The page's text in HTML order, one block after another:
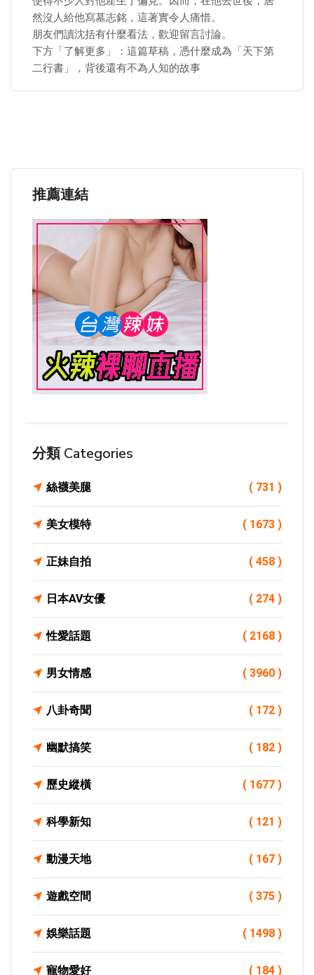
然沒人給他寫墓志銘，這著實令人痛惜。
朋友們讀沈括有什麼看法，歡迎留言討論。
下方「了解更多」：這篇草稿，憑什麼成為「天下第
二行書」，背後還有不為人知的故事
推薦連結
分類 Categories
絲襪美腿 ( 731 )
美女模特 ( 1673 )
正妹自拍 ( 458 )
日本AV女優 ( 274 )
性愛話題 ( 2168 )
男女情感 ( 3960 )
八卦奇聞 ( 172 )
幽默搞笑 ( 182 )
歷史縱橫 ( 1677 )
科學新知 ( 121 )
動漫天地 ( 167 )
遊戲空間 ( 375 )
娛樂話題 ( 1498 )
寵物愛好 ( 184 )